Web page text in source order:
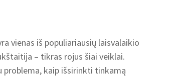
vienas iš populiariausių laisvalaikio
– tikras rojus šiai veiklai.
problema, kaip išsirinkti tinkamą